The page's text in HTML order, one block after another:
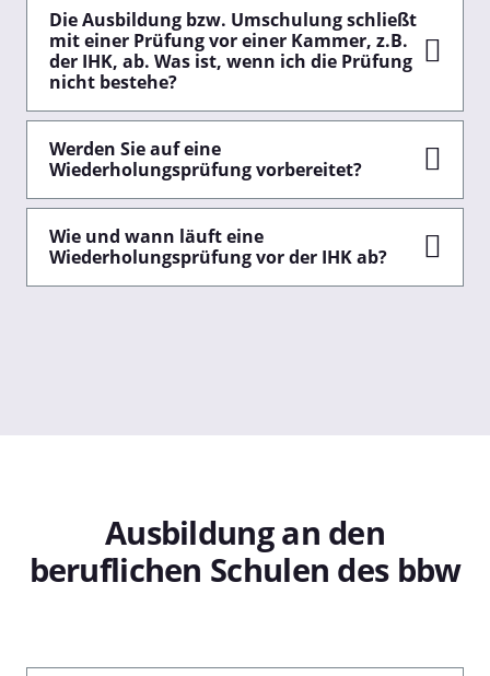
Die Ausbildung bzw. Umschulung schließt
mit einer Prüfung vor einer Kammer, z.B.
der IHK, ab. Was ist, wenn ich die Prüfung
nicht bestehe?
Werden Sie auf eine
Wiederholungsprüfung vorbereitet?
Wie und wann läuft eine
Wiederholungsprüfung vor der IHK ab?
Ausbildung an den
beruflichen Schulen des bbw